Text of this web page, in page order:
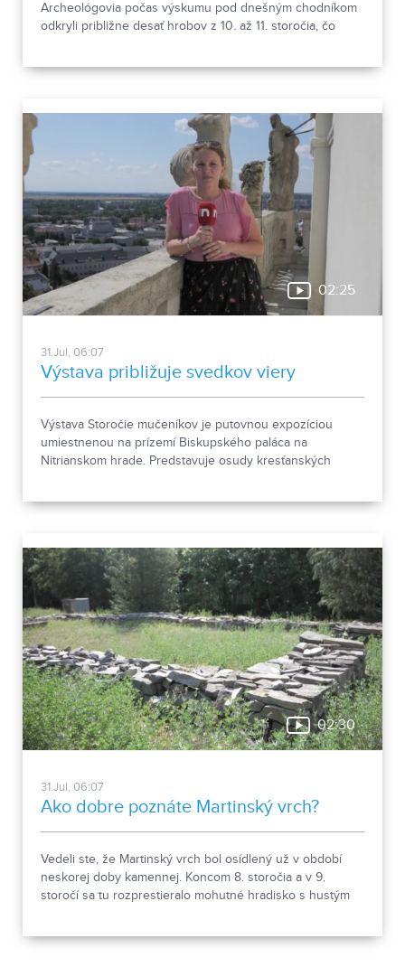
Archeológovia počas výskumu pod dnešným chodníkom
odkryli približne desať hrobov z 10. až 11. storočia, čo
02:25
31.Jul, 06:07
Výstava približuje svedkov viery
Výstava Storočie mučeníkov je putovnou expozíciou
umiestnenou na prízemí Biskupského paláca na
Nitrianskom hrade. Predstavuje osudy kresťanských
02:30
31.Jul, 06:07
Ako dobre poznáte Martinský vrch?
Vedeli ste, že Martinský vrch bol osídlený už v období
neskorej doby kamennej. Koncom 8. storočia a v 9.
storočí sa tu rozprestieralo mohutné hradisko s hustým